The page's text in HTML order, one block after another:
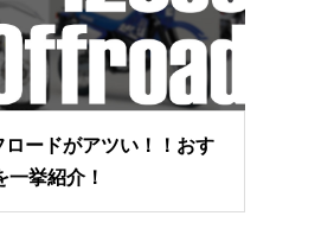
ードがアツい！！おす
一挙紹介！